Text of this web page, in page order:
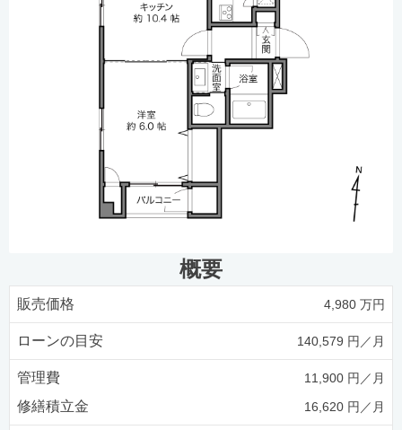
概要
販売価格 4,980 万円
ローンの目安 140,579 円／月
管理費 11,900 円／月
修繕積立金 16,620 円／月